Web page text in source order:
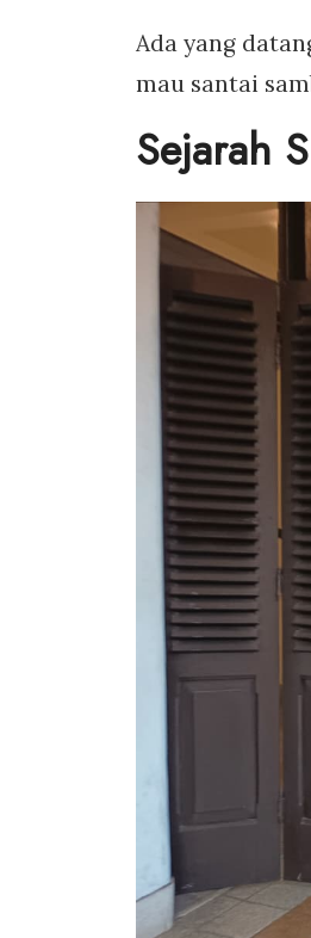
Ada yang
mau santai
Sejarah